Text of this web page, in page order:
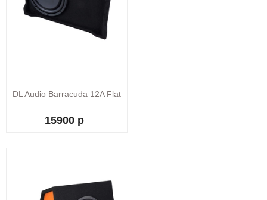
DL Audio Barracuda 12A Flat
15900 р